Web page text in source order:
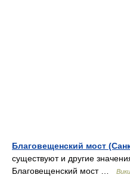
Благовещенский мост
существуют и другие
Благовещенский мост …